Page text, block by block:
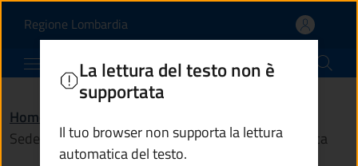
Sede dell'Unione dei
Regione Lombardia(apre in un'altra scheda).
Comune di Ponte di Legno
Home
Sede dell'Unione dei comuni dell'alta Valle Camonica
La lettura del testo non è
supportata
Il tuo browser non supporta la lettura
automatica del testo.